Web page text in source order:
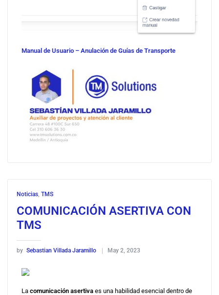
Manual de Usuario – Anulación de Guías de Transporte
Noticias, TMS
COMUNICACIÓN ASERTIVA CON
TMS
by Sebastian Villada Jaramillo May 2, 2023
La comunicación asertivaes una habilidad esencial dentro de